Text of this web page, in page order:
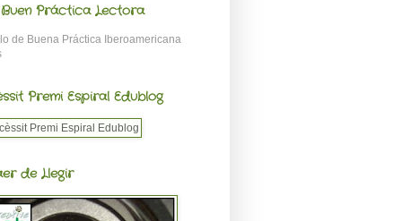
Buen Práctica Lectora
Premi Espiral Edublog
de Llegir